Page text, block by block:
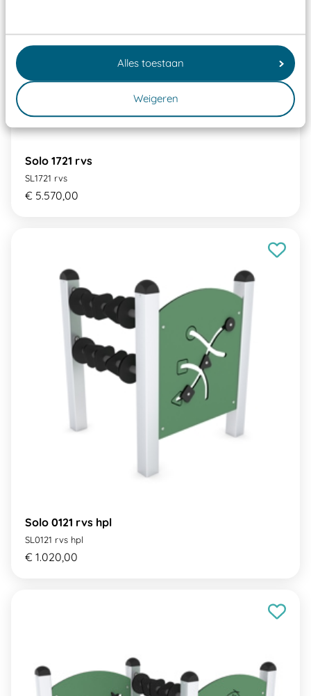
Alles toestaan
Weigeren
Solo 1721 rvs
SL1721 rvs
€ 5.570,00
Solo 0121 rvs hpl
SL0121 rvs hpl
€ 1.020,00